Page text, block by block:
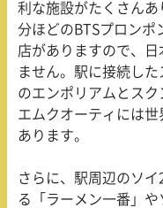
利な施設がたくさん
分ほどの BTSプロンポ
店がありますので、
ません。駅に接続し
のエンポリアムとス
エムクオーティには
あります。
さらに、駅周辺のソイ
る「ラーメン一番」や